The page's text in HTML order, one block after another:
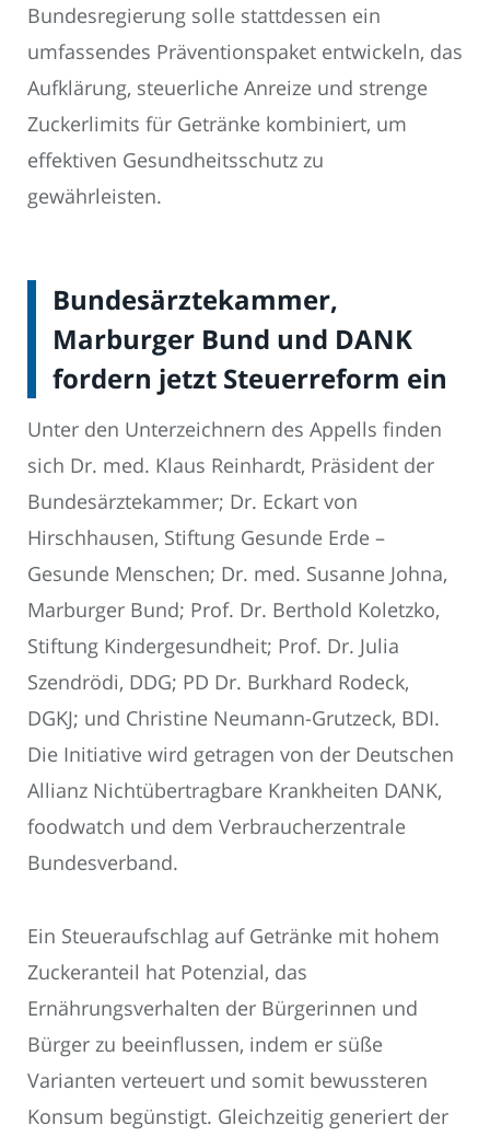
Bundesregierung solle stattdessen ein
umfassendes Präventionspaket entwickeln, das
Aufklärung, steuerliche Anreize und strenge
Zuckerlimits für Getränke kombiniert, um
effektiven Gesundheitsschutz zu
gewährleisten.
Bundesärztekammer,
Marburger Bund und DANK
fordern jetzt Steuerreform ein
Unter den Unterzeichnern des Appells finden
sich Dr. med. Klaus Reinhardt, Präsident der
Bundesärztekammer; Dr. Eckart von
Hirschhausen, Stiftung Gesunde Erde –
Gesunde Menschen; Dr. med. Susanne Johna,
Marburger Bund; Prof. Dr. Berthold Koletzko,
Stiftung Kindergesundheit; Prof. Dr. Julia
Szendrödi, DDG; PD Dr. Burkhard Rodeck,
DGKJ; und Christine Neumann-Grutzeck, BDI.
Die Initiative wird getragen von der Deutschen
Allianz Nichtübertragbare Krankheiten DANK,
foodwatch und dem Verbraucherzentrale
Bundesverband.
Ein Steueraufschlag auf Getränke mit hohem
Zuckeranteil hat Potenzial, das
Ernährungsverhalten der Bürgerinnen und
Bürger zu beeinflussen, indem er süße
Varianten verteuert und somit bewussteren
Konsum begünstigt. Gleichzeitig generiert der